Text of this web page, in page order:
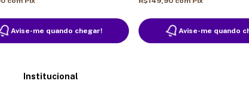
Avise-me quando chegar! Avise-me quando
Institucional